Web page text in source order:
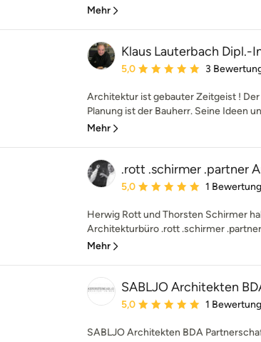
Mehr
Klaus Lauterbach Dipl.-
Durchschnittliche Bewertung:
5,0 3
Architektur ist gebauter Zeitgeist !
Planung ist der Bauherr. Seine Ideen
Mehr
.rott .schirmer .partner
Durchschnittliche Bewertung:
5,0 1 Bewertung
Herwig Rott und Thorsten Schirmer
Architekturbüro .rott .schirmer
Mehr
SABLJO Architekten
Durchschnittliche Bewertung:
5,0 1 Bewertung
SABLJO Architekten BDA